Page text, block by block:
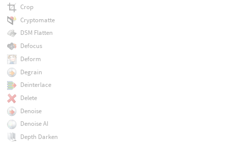
Crop
Cryptomatte
DSM Flatten
Defocus
Deform
Degrain
Deinterlace
Delete
Denoise
Denoise AI
Depth Darken